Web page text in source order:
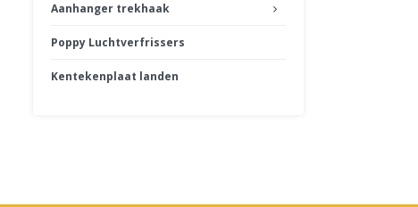
Aanhanger trekhaak
Poppy Luchtverfrissers
Kentekenplaat landen